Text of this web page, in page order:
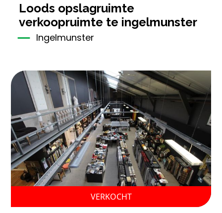
loods opslagruimte
verkoopruimte te ingelmunster
Ingelmunster
VERKOCHT